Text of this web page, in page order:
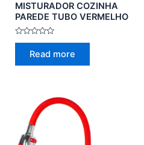
MISTURADOR COZINHA
PAREDE TUBO VERMELHO
Rated
Read more